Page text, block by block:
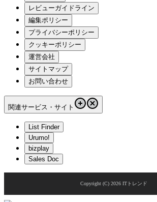
レビューガイドライン
編集ポリシー
プライバシーポリシー
クッキーポリシー
運営会社
サイトマップ
お問い合わせ
関連サービス・サイト
List Finder
Urumo!
bizplay
Sales Doc
Copyright (C) 2026 ITトレンド